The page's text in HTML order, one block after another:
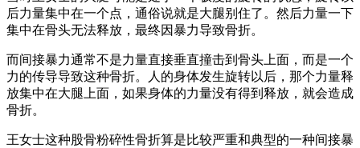
后力量集中在一个点，通俗说就是大腿别住了。然后力量一下
集中在骨头无法释放，最终因暴力导致骨折。
而间接暴力通常不是力量直接垂直撞击到骨头上面，而是一个
力的传导导致这种骨折。人的身体发生旋转以后，那个力量释
放集中在大腿上面，如果身体的力量没有得到释放，就会造成
骨折。
王女士这种股骨粉碎性骨折算是比较严重和典型的一种间接暴